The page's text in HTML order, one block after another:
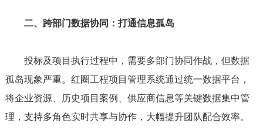
二、跨部门数据协同：打通信息孤岛
投标及项目执行过程中，需要多部门协同作战，但数据
孤岛现象严重。红圈工程项目管理系统通过统一数据平台，
将企业资源、历史项目案例、供应商信息等关键数据集中管
理，支持多角色实时共享与协作，大幅提升团队配合效率。